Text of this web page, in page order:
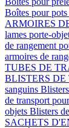
Boîtes pour
ARMOIRES
lames porte-
de rangement
armoires de
TUBES DE
BLISTERS DE
sanguins
de transport
objets Blisters
SACHETS